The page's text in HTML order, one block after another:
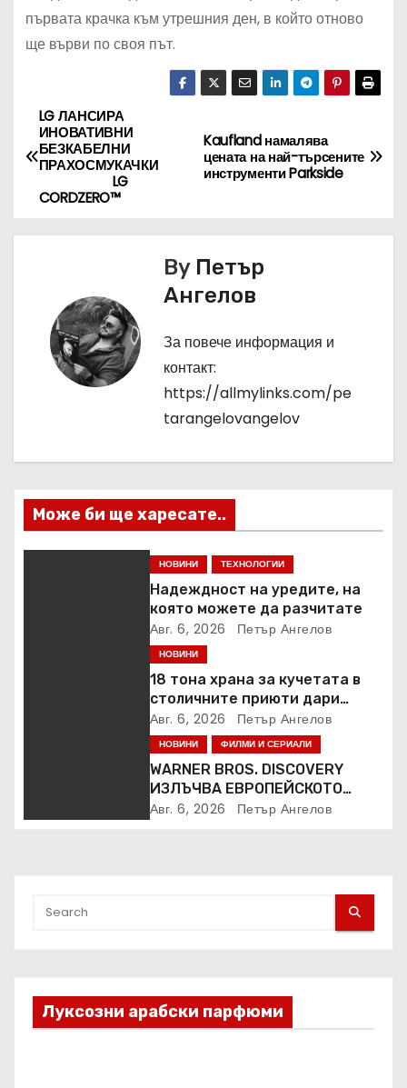
първата крачка към утрешния ден, в който отново
ще върви по своя път.
Н
а
в
и
Kaufland намалява
цената на най-търсените
инструменти Parkside
LG ЛАНСИРА
ИНОВАТИВНИ
БЕЗКАБЕЛНИ
ПРАХОСМУКАЧКИ
LG
CORDZERO™
By Петър
Ангелов
За повече информация и
контакт:
https://allmylinks.com/pe
tarangelovangelov
Може би ще харесате..
НОВИНИ ТЕХНОЛОГИИ
Надеждност на уредите, на
която можете да разчитате
Авг. 6, 2026 Петър Ангелов
НОВИНИ
18 тона храна за кучетата в
столичните приюти дари
Kaufland за година и половина
Авг. 6, 2026 Петър Ангелов
НОВИНИ ФИЛМИ И СЕРИАЛИ
WARNER BROS. DISCOVERY
ИЗЛЪЧВА ЕВРОПЕЙСКОТО
ПЪРВЕНСТВО ПО ЛЕКА
Авг. 6, 2026 Петър Ангелов
Луксозни арабски парфюми